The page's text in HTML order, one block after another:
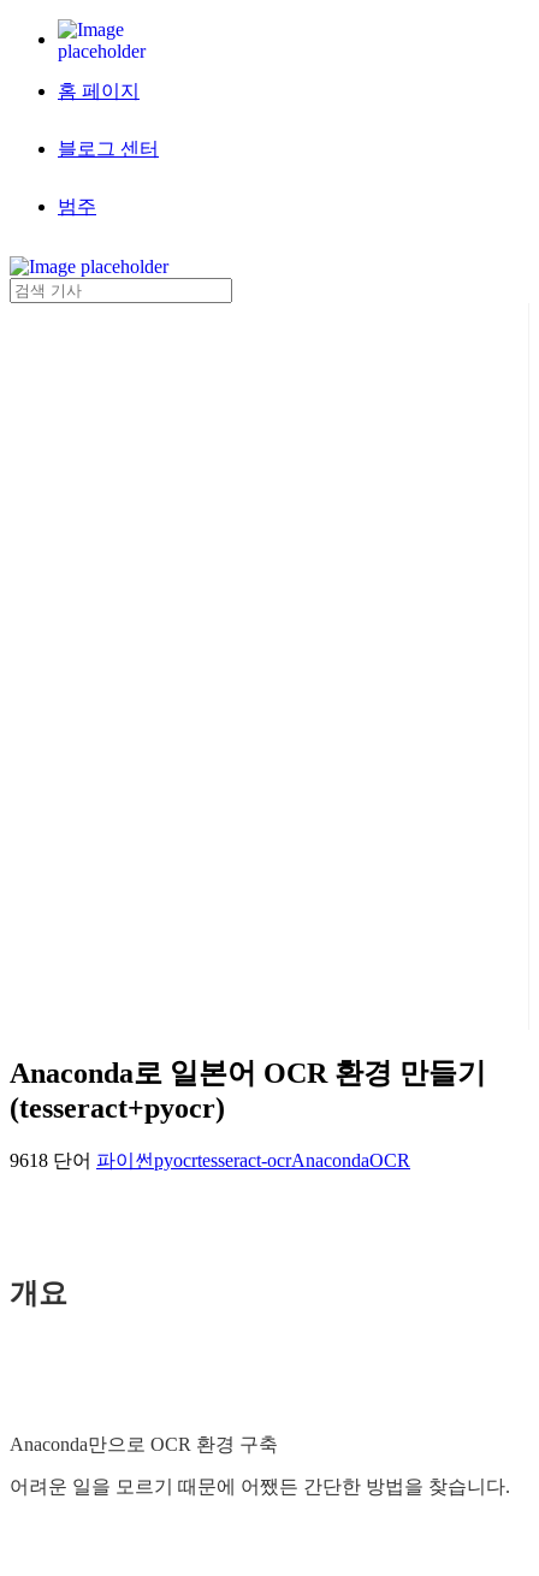
홈 페이지
블로그 센터
범주
Anaconda로 일본어 OCR 환경 만들기
(tesseract+pyocr)
9618 단어 파이썬pyocrtesseract-ocrAnacondaOCR
개요
Anaconda만으로 OCR 환경 구축
어려운 일을 모르기 때문에 어쨌든 간단한 방법을 찾습니다.